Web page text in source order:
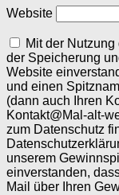
Website
Mit der
der Speicherung
Website
und einen
(dann auch Ihren
Kontakt@Mal-alt-
zum Datenschutz
unserem
einverstanden,
Mail über Ihren